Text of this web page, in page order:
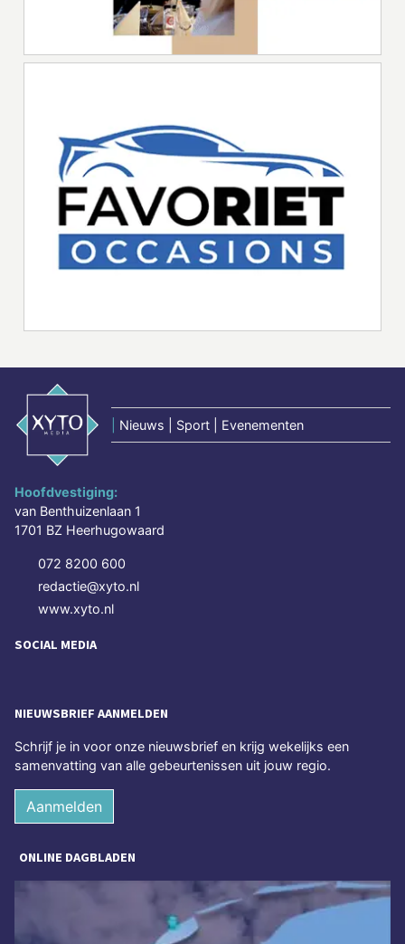
Nieuws | Sport | Evenementen
Hoofdvestiging:
van Benthuizenlaan 1
1701 BZ Heerhugowaard
072 8200 600
redactie@xyto.nl
www.xyto.nl
SOCIAL MEDIA
NIEUWSBRIEF AANMELDEN
Schrijf je in voor onze nieuwsbrief en krijg wekelijks een
samenvatting van alle gebeurtenissen uit jouw regio.
Aanmelden
ONLINE DAGBLADEN